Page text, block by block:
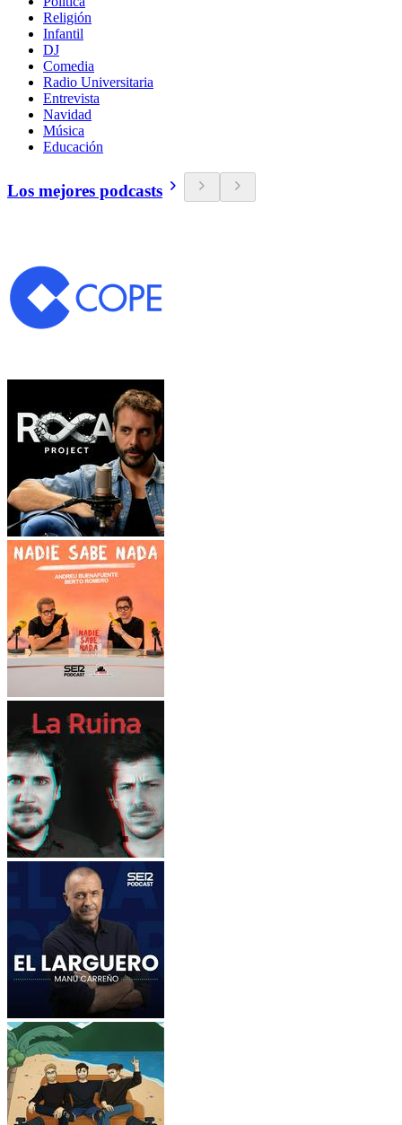
Religión
Infantil
DJ
Comedia
Radio Universitaria
Entrevista
Navidad
Música
Educación
Los mejores podcasts